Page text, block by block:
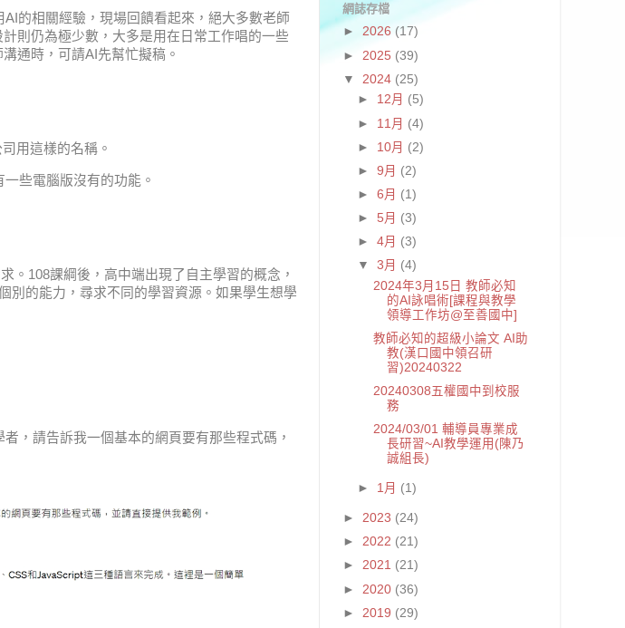
相關經驗，現場回饋看起來，絕大多數老師
則仍為極少數，大多是用在日常工作唱的一些
通時，可請AI先幫忙擬稿。
用這樣的名稱。
一些電腦版沒有的功能。
。 108課綱後，高中端出現了自主學習的概念，
別的能力，尋求不同的學習資源。如果學生想學
，請告訴我一個基本的網頁要有那些程式碼，
網誌存檔
► 2026 (17)
► 2025 (39)
▼ 2024 (25)
► 12月 (5)
► 11月 (4)
► 10月 (2)
►9月 (2)
►6月 (1)
► 5月 (3)
►4月 (3)
▼3月 (4)
2024年3月15日 教師必知
的AI詠唱術[課程與教學
領導工作坊@至善國中]
教師必知的超級小論文 AI助
教(漢口國中領召研
習)20240322
20240308五權國中到校服
務
2024/03/01 輔導員專業成
長研習~AI教學運用(陳乃
誠組長)
► 1月 (1)
► 2023 (24)
► 2022 (21)
► 2021 (21)
► 2020 (36)
► 2019 (29)